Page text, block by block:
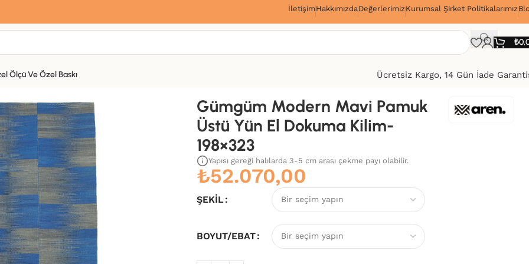
özel hoş geldin hediyemiz var!
Hemen üye ol, ilk siparişinde%10 indirimfırsatını yakala.
İletişimHakkımızdaDeğerlerimizKurumsal Şirket Politikalarımız
₺
Ölçü Ve Özel Baskı
Ücretsiz Kargo, 14 Gün İade
Gümgüm Modern Mavi Pamuk
Üstü Yün El Dokuma Kilim-
198×323
Yapısı gereği halılarda 3-5 cm arası çekme payı olabilir.
₺52.070,00
ŞEKIL
BOYUT/EBAT